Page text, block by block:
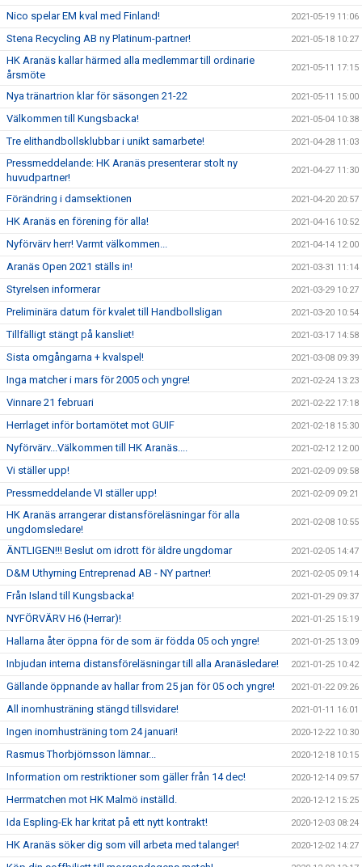
Nico spelar EM kval med Finland! 2021-05-19 11:06
Stena Recycling AB ny Platinum-partner! 2021-05-18 10:27
HK Aranäs kallar härmed alla medlemmar till ordinarie
årsmöte
2021-05-11 17:15
Nya tränartrion klar för säsongen 21-22 2021-05-11 15:00
Välkommen till Kungsbacka! 2021-05-04 10:38
Tre elithandbollsklubbar i unikt samarbete! 2021-04-28 11:03
Pressmeddelande: HK Aranäs presenterar stolt ny
huvudpartner!
2021-04-27 11:30
Förändring i damsektionen 2021-04-20 20:57
HK Aranäs en förening för alla! 2021-04-16 10:52
Nyförvärv herr! Varmt välkommen... 2021-04-14 12:00
Aranäs Open 2021 ställs in! 2021-03-31 11:14
Styrelsen informerar 2021-03-29 10:27
Preliminära datum för kvalet till Handbollsligan 2021-03-20 10:54
Tillfälligt stängt på kansliet! 2021-03-17 14:58
Sista omgångarna + kvalspel! 2021-03-08 09:39
Inga matcher i mars för 2005 och yngre! 2021-02-24 13:23
Vinnare 21 februari 2021-02-22 17:18
Herrlaget inför bortamötet mot GUIF 2021-02-18 15:30
Nyförvärv...Välkommen till HK Aranäs.... 2021-02-12 12:00
Vi ställer upp! 2021-02-09 09:58
Pressmeddelande VI ställer upp! 2021-02-09 09:21
HK Aranäs arrangerar distansföreläsningar för alla
ungdomsledare!
2021-02-08 10:55
ÄNTLIGEN!!! Beslut om idrott för äldre ungdomar 2021-02-05 14:47
D&M Uthyrning Entreprenad AB - NY partner! 2021-02-05 09:14
Från Island till Kungsbacka! 2021-01-29 09:37
NYFÖRVÄRV H6 (Herrar)! 2021-01-25 15:19
Hallarna åter öppna för de som är födda 05 och yngre! 2021-01-25 13:09
Inbjudan interna distansföreläsningar till alla Aranäsledare! 2021-01-25 10:42
Gällande öppnande av hallar from 25 jan för 05 och yngre! 2021-01-22 09:26
All inomhusträning stängd tillsvidare! 2021-01-11 16:01
Ingen inomhusträning tom 24 januari! 2020-12-22 10:30
Rasmus Thorbjörnsson lämnar... 2020-12-18 10:15
Information om restriktioner som gäller från 14 dec! 2020-12-14 09:57
Herrmatchen mot HK Malmö inställd. 2020-12-12 15:25
Ida Espling-Ek har kritat på ett nytt kontrakt! 2020-12-03 08:24
HK Aranäs söker dig som vill arbeta med talanger! 2020-12-02 14:27